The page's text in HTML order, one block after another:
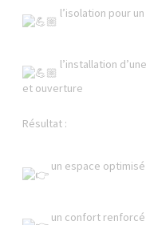
l’isolation pour
l’installation
et ouverture
Résultat :
un espace optimisé
un confort